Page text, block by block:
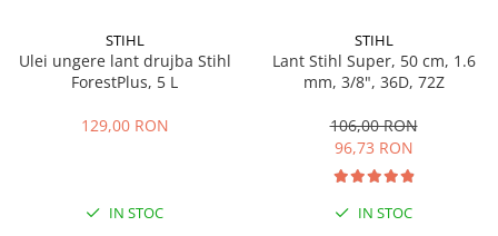
Prize & Prelungitoare
Constructii
STIHL
Ulei ungere lant drujba Stihl
ForestPlus, 5 L
129,00 RON
IN STOC
STIHL
Lant Stihl Super, 50 cm, 1.6
mm, 3/8", 36D, 72Z
106,00 RON
96,73 RON
IN STOC